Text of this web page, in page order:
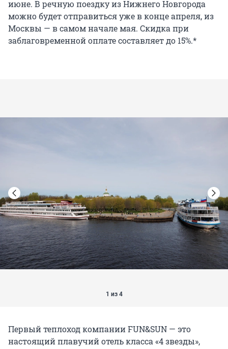
июне. В речную поездку из Нижнего Новгорода
можно будет отправиться уже в конце апреля, из
Москвы — в самом начале мая. Скидка при
заблаговременной оплате составляет до 15%.*
1 из 4
Первый теплоход компании FUN&SUN — это
настоящий плавучий отель класса «4 звезды»,